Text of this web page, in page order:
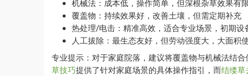
机械法：成本低，操作简单，但深根杂草效果有
覆盖物：持续效果好，改善土壤，但需定期补充
热处理/电击：精准高效，适合专业场景，初期设
人工拔除：最生态友好，但劳动强度大，大面积
专业提示：对于家庭院落，建议将覆盖物与机械法结
草技巧提供了针对家庭场景的具体操作指引，而结缕草